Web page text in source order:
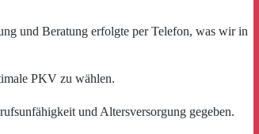
und Beratung erfolgte per Telefon, was wir in
PKV zu wählen.
und Altersversorgung gegeben.